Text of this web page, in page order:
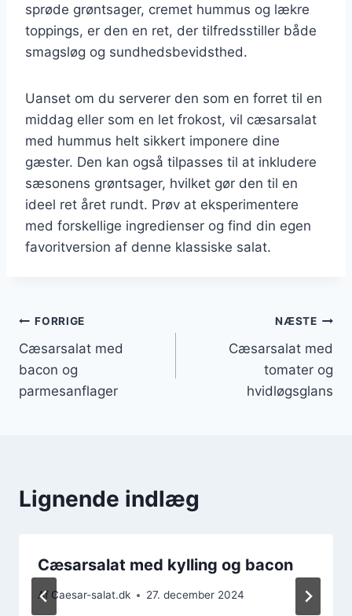
sprøde grøntsager, cremet hummus og lækre
toppings, er den en ret, der tilfredsstiller både
smagsløg og sundhedsbevidsthed.
Uanset om du serverer den som en forret til en
middag eller som en let frokost, vil cæsarsalat
med hummus helt sikkert imponere dine
gæster. Den kan også tilpasses til at inkludere
sæsonens grøntsager, hvilket gør den til en
ideel ret året rundt. Prøv at eksperimentere
med forskellige ingredienser og find din egen
favoritversion af denne klassiske salat.
Indlægsnavigation
FORRIGE
Cæsarsalat med
bacon og
parmesanflager
NÆSTE
Cæsarsalat med
tomater og
hvidløgsglans
Lignende indlæg
Cæsarsalat med kylling og bacon
Af Caesar-salat.dk 27. december 2024